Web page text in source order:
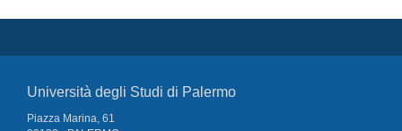
Università degli Studi di Palermo
Piazza Marina, 61